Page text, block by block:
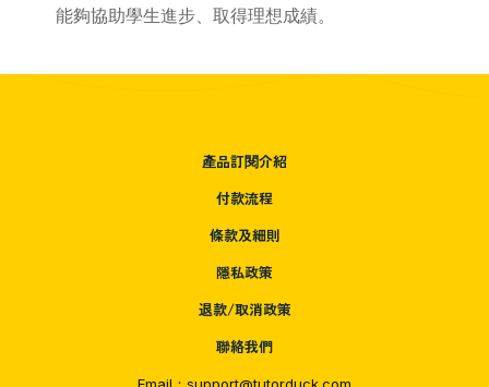
能夠協助學生進步、取得理想成績。
產品訂閱介紹
付款流程
條款及細則
隱私政策
退款/取消政策
聯絡我們